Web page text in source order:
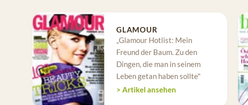
GLAMOUR
„Glamour Hotlist: Mein
Freund der Baum. Zu den
Dingen, die man in seinem
Leben getan haben sollte"
> Artikel ansehen